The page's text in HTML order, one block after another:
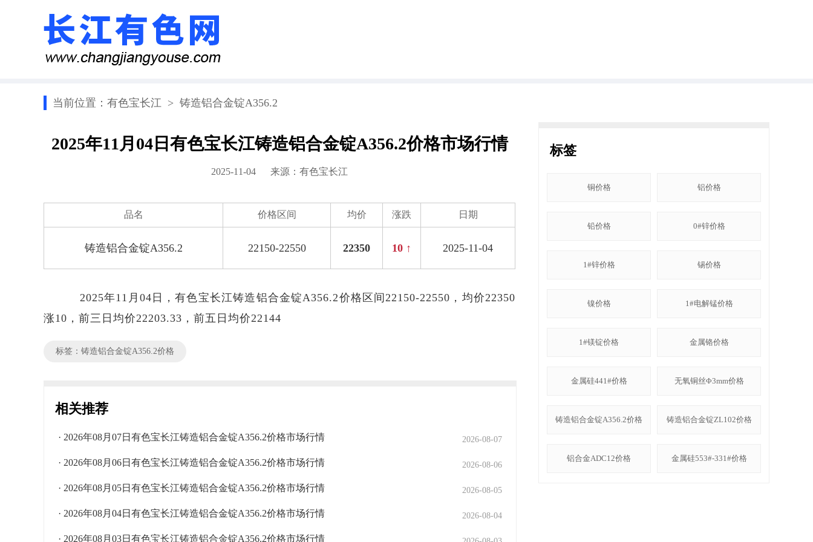
当前位置： 有色宝长江 > 铸造铝合金锭A356.2
2025年11月04日有色宝长江铸造铝合金锭A356.2价格市场行情
2025-11-04 来源： 有色宝长江
品名 价格区间 均价 涨跌 日期
铸造铝合金锭A356.2 22150-22550 22350 10 ↑ 2025-11-04
2025年11月04日，有色宝长江铸造铝合金锭A356.2价格区间22150-22550，均价22350
涨10，前三日均价22203.33，前五日均价22144
标签：铸造铝合金锭A356.2价格
相关推荐
· 2026年08月07日有色宝长江铸造铝合金锭A356.2价格市场行情 2026-08-07
· 2026年08月06日有色宝长江铸造铝合金锭A356.2价格市场行情 2026-08-06
· 2026年08月05日有色宝长江铸造铝合金锭A356.2价格市场行情 2026-08-05
· 2026年08月04日有色宝长江铸造铝合金锭A356.2价格市场行情 2026-08-04
· 2026年08月03日有色宝长江铸造铝合金锭A356.2价格市场行情
标签
铜价格 铝价格
铅价格 0#锌价格
1#锌价格 锡价格
镍价格 1#电解锰价格
1#镁锭价格 金属铬价格
金属硅441#价格 无氧铜丝Φ3mm价格
铸造铝合金锭A356.2价格 铸造铝合金锭ZL102价格
铝合金ADC12价格 金属硅553#-331#价格